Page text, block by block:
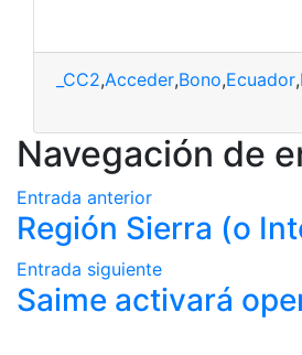
_CC2,Acceder,Bono,Ecuador,
Navegación de
Entrada anterior
Región Sierra (o
Entrada siguiente
Saime activará